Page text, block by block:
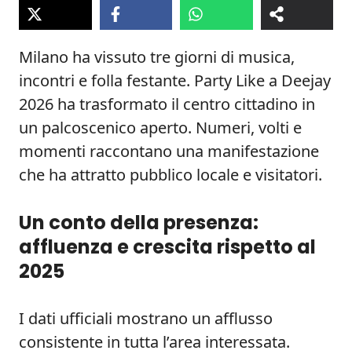
Milano ha vissuto tre giorni di musica,
incontri e folla festante. Party Like a Deejay
2026 ha trasformato il centro cittadino in
un palcoscenico aperto. Numeri, volti e
momenti raccontano una manifestazione
che ha attratto pubblico locale e visitatori.
Un conto della presenza:
affluenza e crescita rispetto al
2025
I dati ufficiali mostrano un afflusso
consistente in tutta l’area interessata.